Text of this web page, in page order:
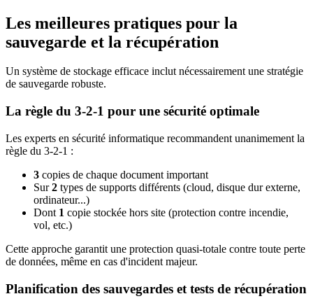
Les meilleures pratiques pour la
sauvegarde et la récupération
Un système de stockage efficace inclut nécessairement une stratégie
de sauvegarde robuste.
La règle du 3-2-1 pour une sécurité optimale
Les experts en sécurité informatique recommandent unanimement la
règle du 3-2-1 :
3 copies de chaque document important
Sur2 types de supports différents (cloud, disque dur externe,
ordinateur...)
Dont 1 copie stockée hors site (protection contre incendie,
vol, etc.)
Cette approche garantit une protection quasi-totale contre toute perte
de données, même en cas d'incident majeur.
Planification des sauvegardes et tests de récupération